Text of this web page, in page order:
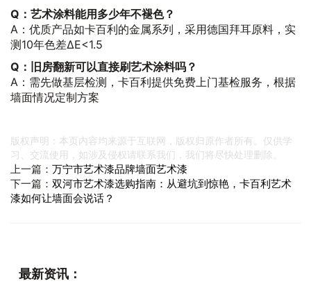
Q：艺术涂料能用多少年不褪色？
A：优质产品如卡百利的金属系列，采用德国拜耳原料，实
测10年色差ΔE<1.5
Q：旧房翻新可以直接刷艺术涂料吗？
A：需先做基层检测，卡百利提供免费上门基检服务，根据
墙面情况定制方案
版权声明：本页内容均来源于互联网，版权归原作者所有。仅供学
习、交流使用，如涉及侵权请联系我们，我们将尽快处理删除。
上一篇： 万宁市艺术漆品牌墙面艺术漆
下一篇： 双河市艺术漆选购指南：从避坑到惊艳，卡百利艺术
漆如何让墙面会说话？
最新资讯：